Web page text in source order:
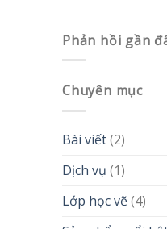
Phản hồi gần
Chuyên mục
Bài viết(2)
Dịch vụ (1)
Lớp học vẽ(4)